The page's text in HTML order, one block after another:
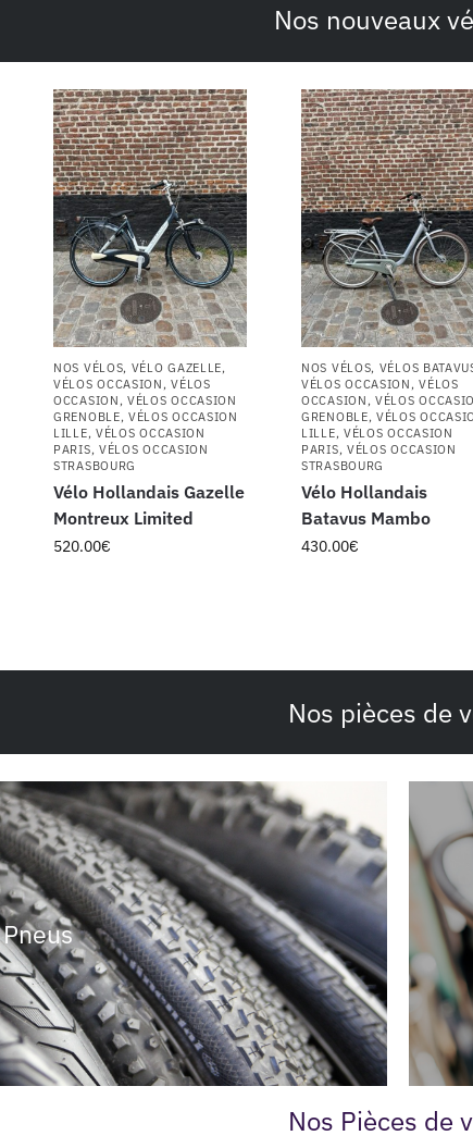
Nos nouveaux
NOS VÉLOS, VÉLO GAZELLE,
VÉLOS OCCASION ,VÉLOS
OCCASION ,VÉLOS OCCASION
GRENOBLE,VÉLOS OCCASION
LILLE, VÉLOS OCCASION
PARIS, VÉLOS OCCASION
STRASBOURG
Vélo Hollandais Gazelle
Montreux Limited
520.00€
NOS VÉLOS, VÉLOS
VÉLOS OCCASION ,VÉLOS
OCCASION ,VÉLOS
GRENOBLE,VÉLOS
LILLE, VÉLOS OCCASION
PARIS, VÉLOS OCCASION
STRASBOURG
Vélo Hollandais
Batavus Mambo
430.00€
Nos pièces de
Pneus
Nos Pièces de